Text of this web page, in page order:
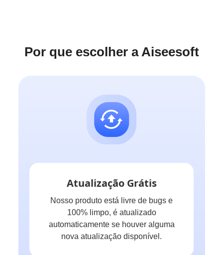
Por que escolher a Aiseesoft
Atualização Grátis
Nosso produto está livre de bugs e
100% limpo, é atualizado
automaticamente se houver alguma
nova atualização disponível.